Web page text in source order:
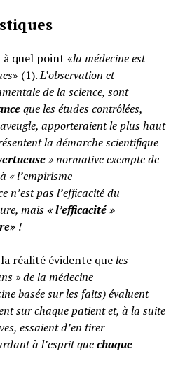
quel point «la médecine est
» (1).L’observation et
de la science, sont
que les études contrôlées,
apporteraient le plus haut
la démarche scientifique
» normative exempte de
« l’empirisme
n’est pas l’efficacité du
mais «l’efficacité »
!
réalité évidente queles
» de la médecine
basée sur les faits) évaluent
sur chaque patient et, à la suite
essaient d’en tirer
à l’esprit quechaque